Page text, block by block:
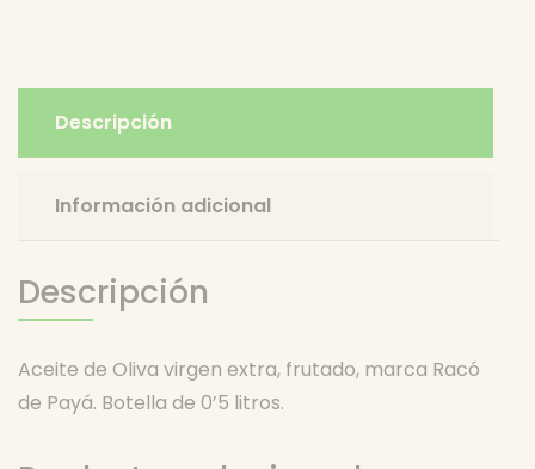
cantidad
Descripción
Información adicional
Descripción
Aceite de Oliva virgen extra, frutado, marca Racó
de Payá. Botella de 0’5 litros.